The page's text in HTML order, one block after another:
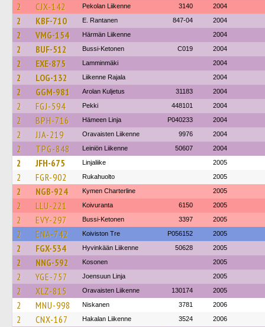
2 CJX-142 Pekolan Liikenne 3140 2004
2 KBF-710 E. Rantanen 847-04 2004
2 VMG-154 Härmän Liikenne 2004
2 BUF-512 Bussi-Ketonen C019 2004
2 EXE-875 Lamminmäki 2004
2 LOG-132 Liikenne Rajala 2004
2 GGM-981 Arolan Kuljetus 31183 2004
2 FGJ-594 Pekki 448101 2004
2 BPH-716 Hämeen Linja P040233 2004
2 JJA-219 Oravaisten Liikenne 9976 2004
2 TPG-848 Leiniön Liikenne 50607 2004
2 JFH-675 Linjaliike 2005
2 FGR-902 Rukahuolto 2005
2 NGB-924 Kymen Charterline 2005
2 LLU-221 Koivuranta 6150 2005
2 EVY-297 Bussi-Ketonen 3397 2005
2 ENA-742 Koiviston Tre P056152 2005
2 FGX-534 Hyvinkään Liikenne 50628 2005
2 NNG-592 Kosonen 2005
2 YGE-757 Joensuun Linja 2005
2 XLZ-815 Oravaisten Liikenne 130174 2005
2 MNU-998 Niskanen 3781 2006
2 CNX-167 Hakalan Liikenne 3524 2006